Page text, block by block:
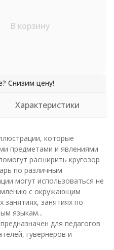
В корзину
Характеристики
которые
предметами и явлениями
расширить кругозор
по различным
могут использоваться не
с окружающим
занятиях, занятиях по
языкам...
для педагогов
гувернеров и